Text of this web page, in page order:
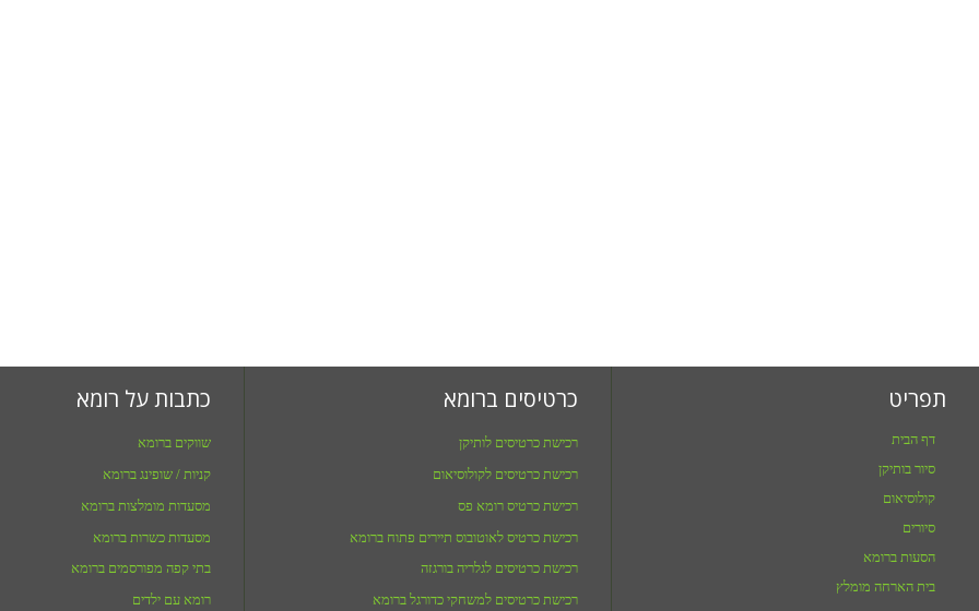
כתבות על רומא
שווקים ברומא
קניות / שופינג ברומא
מסעדות מומלצות ברומא
מסעדות כשרות ברומא
בתי קפה מפורסמים ברומא
רומא עם ילדים
כרטיסים ברומא
רכישת כרטיסים לותיקן
רכישת כרטיסים לקולוסיאום
רכישת כרטיס רומא פס
רכישת כרטיס לאוטובוס תיירים פתוח ברומא
רכישת כרטיסים לגלריה בורגזה
רכישת כרטיסים למשחקי כדורגל ברומא
תפריט
דף הבית
סיור בותיקן
קולוסיאום
סיורים
הסעות ברומא
בית הארחה מומלץ